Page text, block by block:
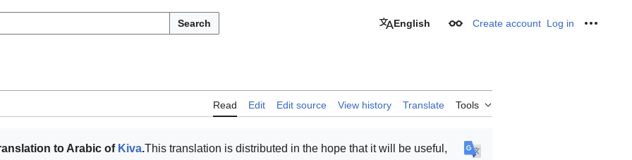
Search English Appearance
Create account Log in
Read Edit Edit source View history Translate Tools
to Arabic of Kiva.This translation is distributed in the hope that it will be useful,